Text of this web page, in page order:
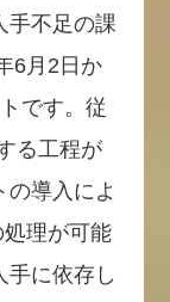
手不足の課
6月2日か
です。従
る工程が
導入によ
理が可能
手に依存し